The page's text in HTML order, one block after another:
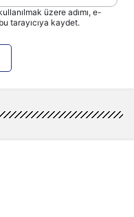
üzere adımı, e-
tarayıcıya kaydet.